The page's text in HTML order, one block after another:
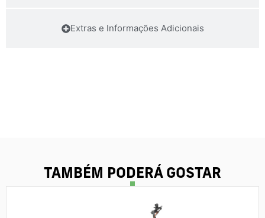
Extras e Informações Adicionais
TAMBÉM PODERÁ GOSTAR